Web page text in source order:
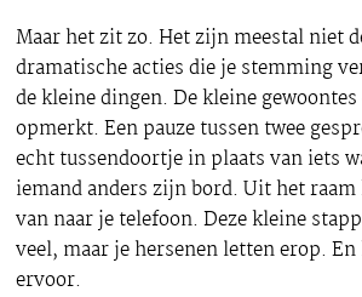
Maar het zit zo. Het zijn meestal niet
dramatische acties die je stemming
de kleine dingen. De kleine
opmerkt. Een pauze tussen twee
echt tussendoortje in plaats van iets
iemand anders zijn bord. Uit het
van naar je telefoon. Deze kleine
veel, maar je hersenen letten erop.
ervoor.